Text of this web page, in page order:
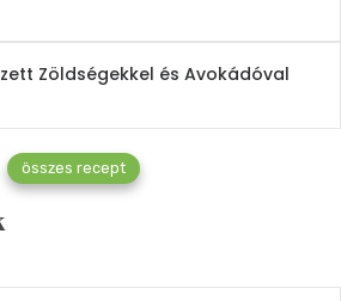
Zöldségekkel és Avokádóval
összes recept